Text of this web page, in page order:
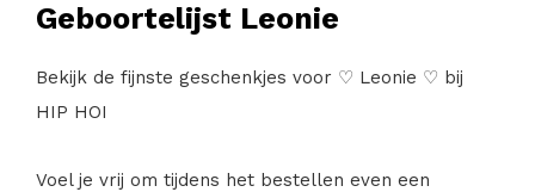
Geboortelijst Leonie
Bekijk de fijnste geschenkjes voor ♡ Leonie ♡ bij
HIP HOI
Voel je vrij om tijdens het bestellen even een